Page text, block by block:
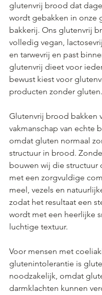
glutenvrij brood dat
wordt gebakken in onze
bakkerij. Ons glutenvrij
volledig vegan,
en tarwevrij en past
glutenvrij dieet voor
bewust kiest voor
producten zonder gluten.
Glutenvrij brood bakken
vakmanschap van echte
omdat gluten normaal
structuur in brood.
bouwen wij die structuur
met een zorgvuldige
meel, vezels en
zodat het resultaat een
wordt met een heerlijke
luchtige textuur.
Voor mensen met
glutenintolerantie is
noodzakelijk, omdat
darmklachten kunnen